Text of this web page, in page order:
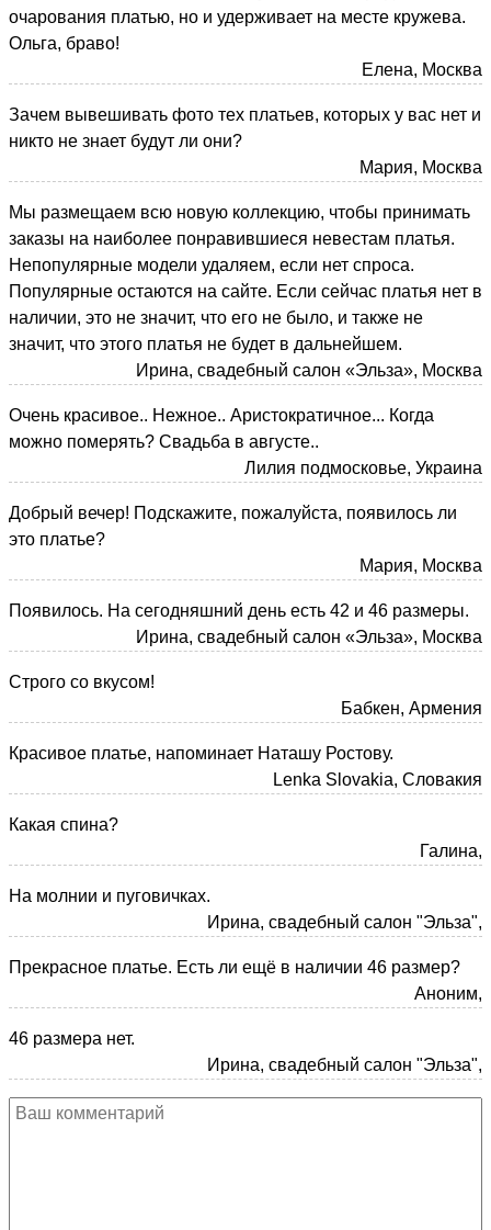
очарования платью, но и удерживает на месте кружева.
Ольга, браво!
Елена, Москва
Зачем вывешивать фото тех платьев, которых у вас нет и
никто не знает будут ли они?
Мария, Москва
Мы размещаем всю новую коллекцию, чтобы принимать
заказы на наиболее понравившиеся невестам платья.
Непопулярные модели удаляем, если нет спроса.
Популярные остаются на сайте. Если сейчас платья нет в
наличии, это не значит, что его не было, и также не
значит, что этого платья не будет в дальнейшем.
Ирина, свадебный салон «Эльза», Москва
Очень красивое.. Нежное.. Аристократичное... Когда
можно померять? Свадьба в августе..
Лилия подмосковье, Украина
Добрый вечер! Подскажите, пожалуйста, появилось ли
это платье?
Мария, Москва
Появилось. На сегодняшний день есть 42 и 46 размеры.
Ирина, свадебный салон «Эльза», Москва
Строго со вкусом!
Бабкен, Армения
Красивое платье, напоминает Наташу Ростову.
Lenka Slovakia, Словакия
Какая спина?
Галина,
На молнии и пуговичках.
Ирина, свадебный салон "Эльза",
Прекрасное платье. Есть ли ещё в наличии 46 размер?
Аноним,
46 размера нет.
Ирина, свадебный салон "Эльза",